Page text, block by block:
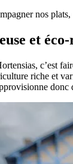
nos
et
c’est
riche et